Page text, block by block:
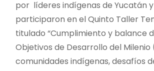
por líderes indígenas de Yucatán
participaron en el Quinto Taller
titulado “Cumplimiento y balance
Objetivos de Desarrollo del Milenio
comunidades indígenas, desafíos